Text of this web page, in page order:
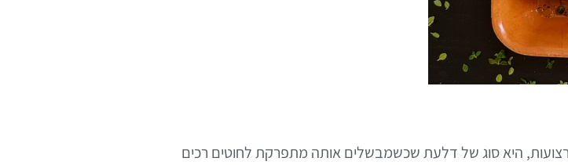
היא סוג של דלעת שכשמבשלים אותה מתפרקת לחוטים רכים